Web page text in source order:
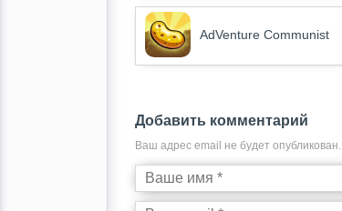
AdVenture Communist
Добавить комментарий
Ваш адрес email не будет опубликован.